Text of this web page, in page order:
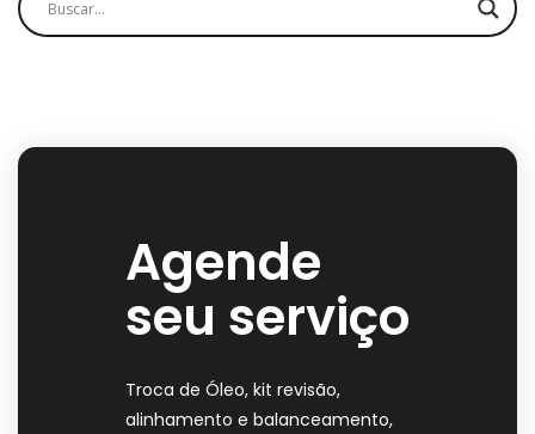
Agende
seu serviço
Troca de Óleo, kit revisão,
alinhamento e balanceamento,